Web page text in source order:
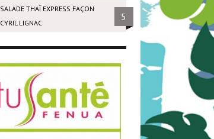
SALADE THAÏ EXPRESS FAÇON
CYRIL LIGNAC
5